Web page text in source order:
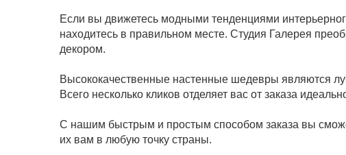
Если вы движетесь модными тенденциями
находитесь в правильном месте. Студия Галерея
декором.
Высококачественные настенные шедевры являются
Всего несколько кликов отделяет вас от заказа
С нашим быстрым и простым способом заказа вы
их вам в любую точку страны.